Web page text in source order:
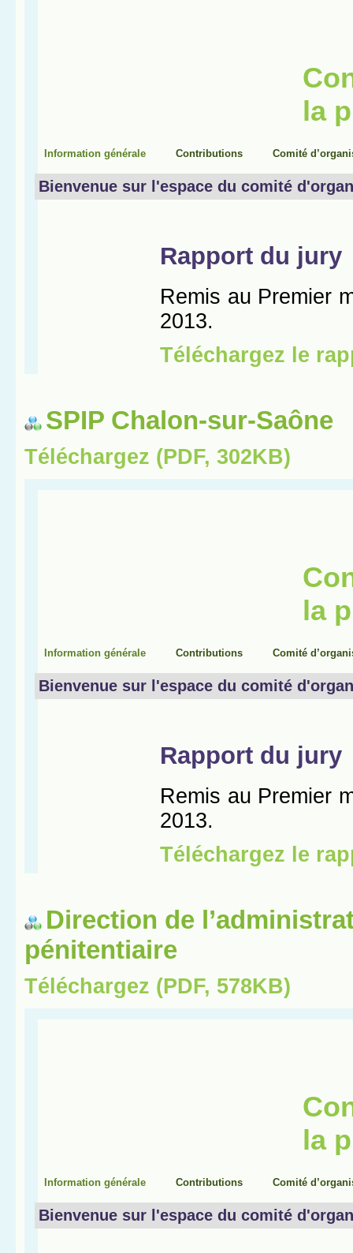
SPIP Chalon-sur-Saône
Téléchargez (PDF, 302KB)
Direction de
pénitentiaire
Téléchargez (PDF, 578KB)